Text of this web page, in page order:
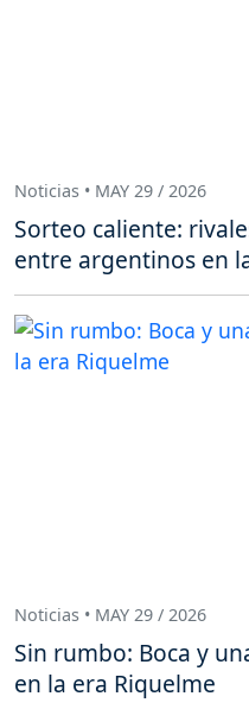
Noticias • MAY 29 / 2026
Sorteo caliente:
entre argentinos en
Noticias • MAY 29 / 2026
Sin rumbo: Boca y
en la era Riquelme